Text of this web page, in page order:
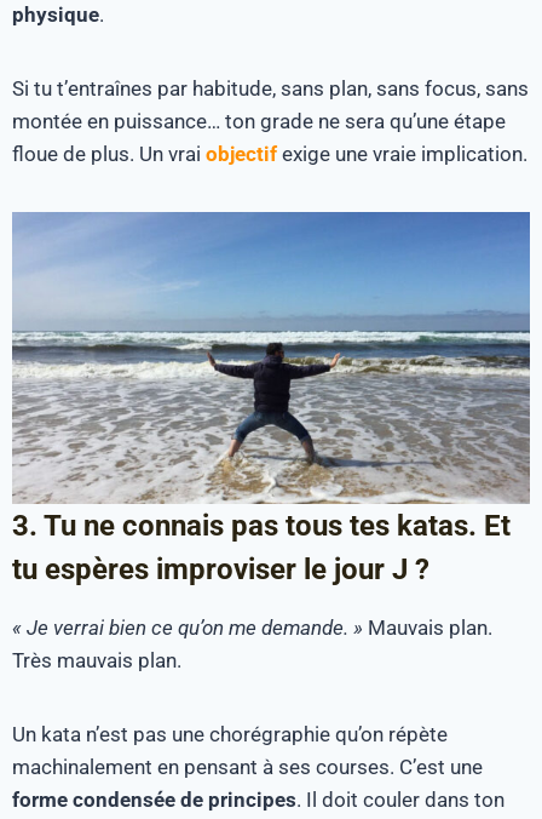
physique.
Si tu t’entraînes par habitude, sans plan, sans focus, sans
montée en puissance… ton grade ne sera qu’une étape
floue de plus. Un vrai objectif exige une vraie implication.
3. Tu ne connais pas tous tes katas. Et
tu espères improviser le jour J ?
« Je verrai bien ce qu’on me demande. » Mauvais plan.
Très mauvais plan.
Un kata n’est pas une chorégraphie qu’on répète
machinalement en pensant à ses courses. C’est une
forme condensée de principes. Il doit couler dans ton